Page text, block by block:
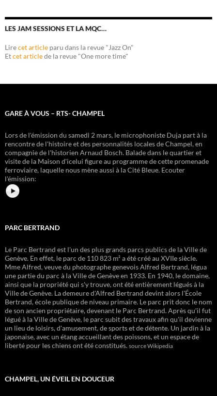
LES JAM SESSIONS ET LA MQC…
Lirecet article paru dans la revue "Jazz On"
Etcet articlede la revue "One more time"
GARE À VOUS – RTS- CHAMPEL
Lors de l'émission du samedi 2 mars, le microphoniste Duja part à la
rencontre de l'histoire et des personnalités locales de Champel, en
compagnie de l'historien Arnaud Bosch. Balade dans le quartier et
visite de la Maison dʹicelui figure au programme de cette promenade
ferroviaire, laquelle nous mène aussi à la Cité Bleue. Ecouter
l'émission:
PARC BERTRAND
Le Parc Bertrand est l'un des plus grands parcs publics de la Ville de
Genève. En effet, le parc de 110 823 m² a été créé au XVIIe siècle.
Mme Alfred, veuve du photographe genevois Alfred Bertrand, légua
une partie du parc à la Ville de Genève en 1933. En 1940, le domaine,
ainsi que la propriété qui s'y trouve, ont été entièrement légués à la
Ville de Genève. La demeure d'Alfred Bertrand devint alors l'École
Bertrand, école publique de niveau primaire. Le parc prit donc le nom
de son ancien propriétaire, devenant le Parc Bertrand. Après qu'il fut
légué à la Ville de Genève, le parc subit des travaux afin qu'il devienne
un lieu de loisirs, d'amusement, de sports et de détente. Un jardin à la
japonaise, avec un étang accueillant des poissons, et un espace de
liberté pour les chiens ont été constitués. source Wikipedia
CHAMPEL, UN ÉVEIL EN DOUCEUR